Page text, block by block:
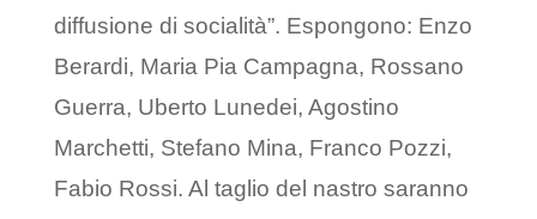
diffusione di socialità”. Espongono: Enzo
Berardi, Maria Pia Campagna, Rossano
Guerra, Uberto Lunedei, Agostino
Marchetti, Stefano Mina, Franco Pozzi,
Fabio Rossi. Al taglio del nastro saranno